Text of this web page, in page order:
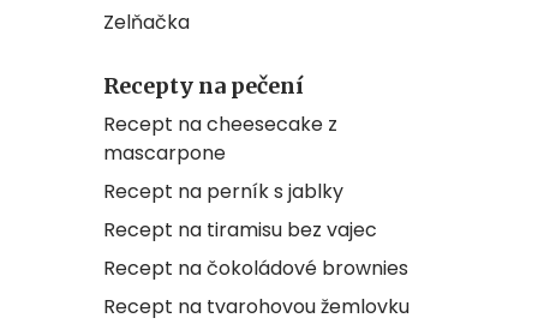
Zelňačka
Recepty na pečení
Recept na cheesecake z
mascarpone
Recept na perník s jablky
Recept na tiramisu bez vajec
Recept na čokoládové brownies
Recept na tvarohovou žemlovku